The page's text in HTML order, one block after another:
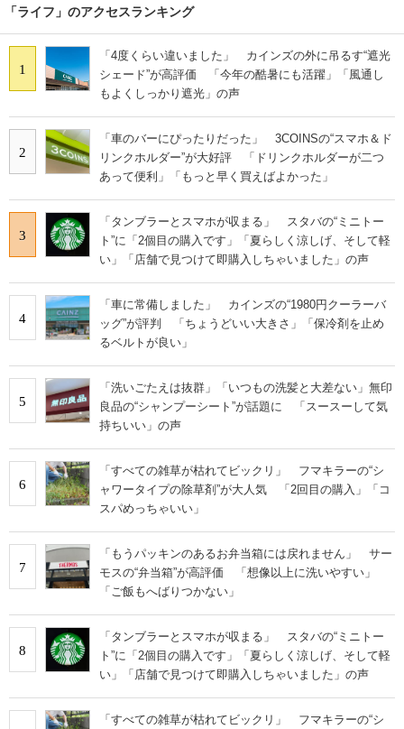
「ライフ」のアクセスランキング
1
「4度くらい違いました」 カインズの外に吊るす“遮光
シェード”が高評価 「今年の酷暑にも活躍」「風通し
もよくしっかり遮光」の声
2
「車のバーにぴったりだった」 3COINSの“スマホ＆ド
リンクホルダー”が大好評 「ドリンクホルダーが二つ
あって便利」「もっと早く買えばよかった」
3
「タンブラーとスマホが収まる」 スタバの“ミニトー
ト”に「2個目の購入です」「夏らしく涼しげ、そして軽
い」「店舗で見つけて即購入しちゃいました」の声
4
「車に常備しました」 カインズの“1980円クーラーバ
ッグ”が評判 「ちょうどいい大きさ」「保冷剤を止め
るベルトが良い」
5
「洗いごたえは抜群」「いつもの洗髪と大差ない」無印
良品の“シャンプーシート”が話題に 「スースーして気
持ちいい」の声
6
「すべての雑草が枯れてビックリ」 フマキラーの“シ
ャワータイプの除草剤”が大人気 「2回目の購入」「コ
スパめっちゃいい」
7
「もうパッキンのあるお弁当箱には戻れません」 サー
モスの“弁当箱”が高評価 「想像以上に洗いやすい」
「ご飯もへばりつかない」
8
「タンブラーとスマホが収まる」 スタバの“ミニトー
ト”に「2個目の購入です」「夏らしく涼しげ、そして軽
い」「店舗で見つけて即購入しちゃいました」の声
「すべての雑草が枯れてビックリ」 フマキラーの“シ